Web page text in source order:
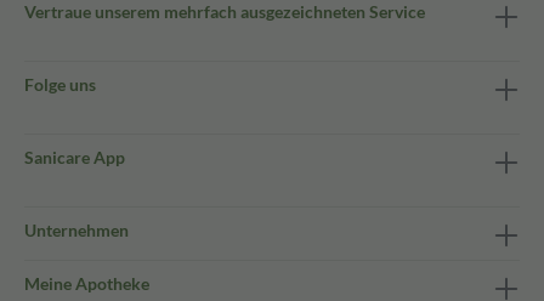
Vertraue unserem mehrfach ausgezeichneten Service
Folge uns
Sanicare App
Unternehmen
Meine Apotheke